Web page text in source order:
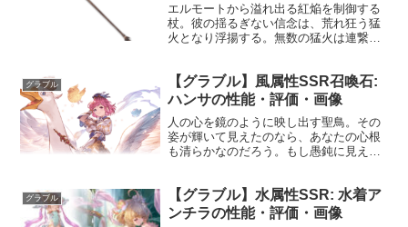
エルモートから溢れ出る紅焔を制御する
杖。彼の揺るぎない信念は、荒れ狂う猛
火となり浮揚する。無数の猛火は連繋
攻撃力MAXLv213152775奥義ピアシング
ライト敵に...
グラブル
【グラブル】風属性SSR召喚石:
ハンサの性能・評価・画像
人の心を鏡のように映し出す聖鳥。その
姿が輝いて見えたのなら、あなたの心根
も清らかなのだろう。もし愚鈍に見えた
MAXLv8702170150召喚ウイング・オ
ブ・ライト☆☆☆☆...
グラブル
【グラブル】水属性SSR: 水着ア
ンチラの性能・評価・画像